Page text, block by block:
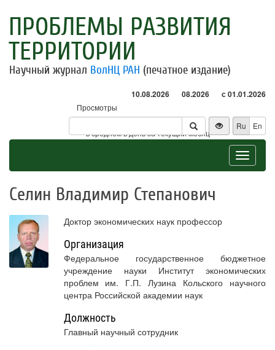
ПРОБЛЕМЫ РАЗВИТИЯ
ТЕРРИТОРИИ
Научный журнал ВолНЦ РАН (печатное издание)
10.08.2026 08.2026 с 01.01.2026
Просмотры
Посетители
* - в среднем в день за текущий месяц
Ru En
Toggle
Селин Владимир Степанович
Доктор экономических наук профессор
Организация
Федеральное государственное бюджетное
учреждение науки Институт экономических
проблем им. Г.П. Лузина Кольского научного
центра Российской академии наук
Должность
Главный научный сотрудник